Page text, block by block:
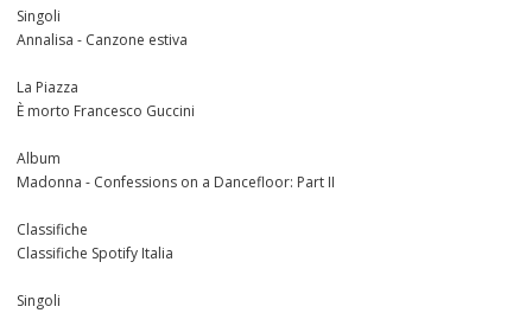
Singoli
Annalisa - Canzone estiva
La Piazza
È morto Francesco Guccini
Album
Madonna - Confessions on a Dancefloor: Part II
Classifiche
Classifiche Spotify Italia
Singoli